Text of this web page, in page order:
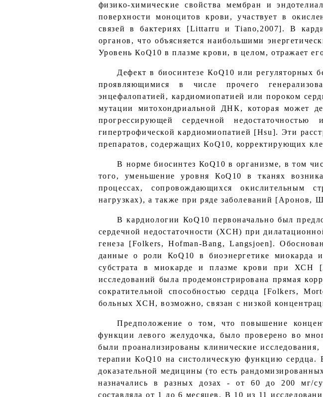
физико-химические свойства мембран и
поверхности моноцитов крови, участвует в
связей в бактериях [Littarru и Tiano,2007]. В
органов, что объясняется наибольшими
Уровень КоQ10 в плазме крови, в целом, отражает
Дефект в биосинтезе КоQ10 или регуляторных
проявляющимися в числе прочего
энцефалопатией, кардиомиопатией или пороком
мутации митохондриальной ДНК, которая может
прогрессирующей сердечной
гипертрофической кардиомиопатией [Hsu]. Эти
препаратов, содержащих КоQ10, корректирующих
В норме биосинтез КоQ10 в организме, в том
того, уменьшение уровня КоQ10 в тканях
процессах, сопровождающихся окислительным
нагрузках), а также при ряде заболеваний [Аронов,
В кардиологии КоQ10 первоначально был
сердечной недостаточности (ХСН) при
генеза [Folkers, Hofman-Bang, Langsjoen].
данные о роли КоQ10 в биоэнергетике миокарда
субстрата в миокарде и плазме крови при ХСН
исследований была продемонстрирована прямая
сократительной способностью сердца [Folkers,
больных ХСН, возможно, связан с низкой
Предположение о том, что повышение
функции левого желудочка, было проверено во
были проанализированы клинические
терапии КоQ10 на систолическую функцию
доказательной медицины (то есть
назначались в разных дозах - от 60 до 200 мг/
составляла от 1 до 6 месяцев. В 10 из 11